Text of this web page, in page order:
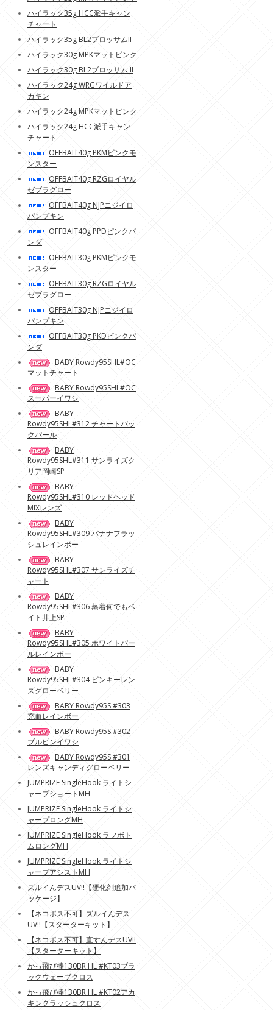
ハイラック35g HCC派手キャン
チャート
ハイラック35g BL2ブロッサムII
ハイラック30g MPKマットピンク
ハイラック30g BL2ブロッサム II
ハイラック24g WRGワイルドア
カキン
ハイラック24g MPKマットピンク
ハイラック24g HCC派手キャン
チャート
OFFBAIT40g PKMピンクモ
ンスター
OFFBAIT40g RZGロイヤル
ゼブラグロー
OFFBAIT40g NJPニジイロ
パンプキン
OFFBAIT40g PPDピンクパ
ンダ
OFFBAIT30g PKMピンクモ
ンスター
OFFBAIT30g RZGロイヤル
ゼブラグロー
OFFBAIT30g NJPニジイロ
パンプキン
OFFBAIT30g PKDピンクパ
ンダ
BABY Rowdy95SHL#OC
マットチャート
BABY Rowdy95SHL#OC
スーパーイワシ
BABY
Rowdy95SHL#312 チャートバッ
クパール
BABY
Rowdy95SHL#311 サンライズク
リア岡崎SP
BABY
Rowdy95SHL#310 レッドヘッド
MIXレンズ
BABY
Rowdy95SHL#309 バナナフラッ
シュレインボー
BABY
Rowdy95SHL#307 サンライズチ
ャート
BABY
Rowdy95SHL#306 蒸着何でもベ
イト井上SP
BABY
Rowdy95SHL#305 ホワイトパー
ルレインボー
BABY
Rowdy95SHL#304 ピンキーレン
ズグローベリー
BABY Rowdy95S #303
充血レインボー
BABY Rowdy95S #302
ブルピンイワシ
BABY Rowdy95S #301
レンズキャンディグローベリー
JUMPRIZE SingleHook ライトシ
ャープショートMH
JUMPRIZE SingleHook ライトシ
ャープロングMH
JUMPRIZE SingleHook ラフボト
ムロングMH
JUMPRIZE SingleHook ライトシ
ャープアシストMH
ズルイんデスUV!!【硬化剤追加パ
ッケージ】
【ネコポス不可】ズルイんデス
UV!!【スターターキット】
【ネコポス不可】直すんデスUV!!
【スターターキット】
かっ飛び棒130BR HL #KT03ブラ
ックウェーブクロス
かっ飛び棒130BR HL #KT02アカ
キンクラッシュクロス